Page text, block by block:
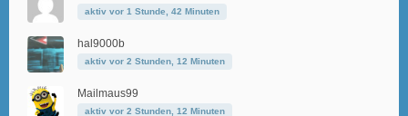
aktiv vor 1 Stunde, 42 Minuten
hal9000b
aktiv vor 2 Stunden, 12 Minuten
Mailmaus99
aktiv vor 2 Stunden, 12 Minuten